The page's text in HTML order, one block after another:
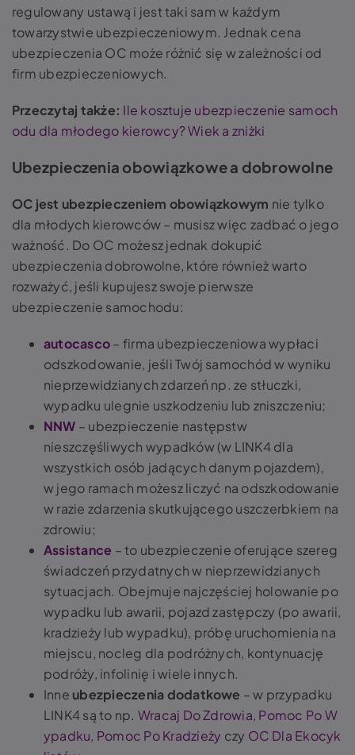
regulowany ustawą i jest taki sam w każdym
towarzystwie ubezpieczeniowym. Jednak cena
ubezpieczenia OC może różnić się w zależności od
firm ubezpieczeniowych.
Przeczytaj także: Ile kosztuje ubezpieczenie samoch
odu dla młodego kierowcy? Wiek a zniżki
Ubezpieczenia obowiązkowe a dobrowolne
OC jest ubezpieczeniem obowiązkowym nie tylko
dla młodych kierowców – musisz więc zadbać o jego
ważność. Do OC możesz jednak dokupić
ubezpieczenia dobrowolne, które również warto
rozważyć, jeśli kupujesz swoje pierwsze
ubezpieczenie samochodu:
autocasco– firma ubezpieczeniowa wypłaci
odszkodowanie, jeśli Twój samochód w wyniku
nieprzewidzianych zdarzeń np. ze stłuczki,
wypadku ulegnie uszkodzeniu lub zniszczeniu;
NNW – ubezpieczenie następstw
nieszczęśliwych wypadków (w LINK4 dla
wszystkich osób jadących danym pojazdem),
w jego ramach możesz liczyć na odszkodowanie
w razie zdarzenia skutkującego uszczerbkiem na
zdrowiu;
Assistance – to ubezpieczenie oferujące szereg
świadczeń przydatnych w nieprzewidzianych
sytuacjach. Obejmuje najczęściej holowanie po
wypadku lub awarii, pojazd zastępczy (po awarii,
kradzieży lub wypadku), próbę uruchomienia na
miejscu, nocleg dla podróżnych, kontynuację
podróży, infolinię i wiele innych.
Inne ubezpieczenia dodatkowe – w przypadku
LINK4 są to np. Wracaj Do Zdrowia, Pomoc Po W
ypadku, Pomoc Po Kradzieży czy OC Dla Ekocyk